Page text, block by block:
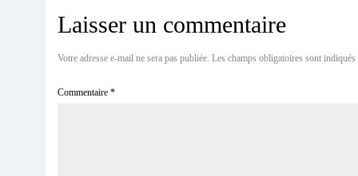
Laisser un commentaire
Votre adresse e-mail ne sera pas publiée. Les champs obligatoires sont indiqués
Commentaire *